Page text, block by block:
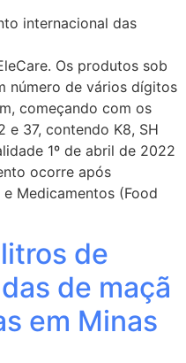
internacional das
Os produtos sob
número de vários dígitos
começando com os
37, contendo K8, SH
1º de abril de 2022
ocorre após
Medicamentos (Food
de
de maçã
em Minas